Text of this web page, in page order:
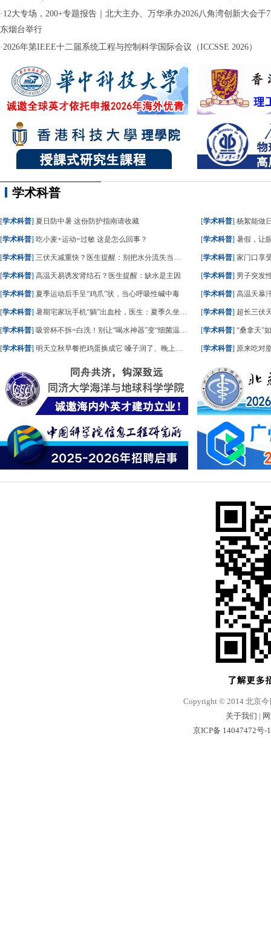
· 12大专场，200+专题报告｜北大主办、万华承办2026八角湾创新大会于
东烟台举行
·2026年第IEEE十二届系统工程与控制科学国际会议（ICCSSE 2026）
学术科普
[学术科普] 夏日防中暑 这份防护指南请收藏
[学术科普] 吃小麦+运动=过敏 这是怎么回事？
[学术科普] 三伏天减重快？医生提醒：别把水分流失当成减脂
[学术科普] 高温天易诱发肾结石？医生提醒：缺水是主因
[学术科普] 夏季运动后手呈“鸡爪”状，当心呼吸性碱中毒
[学术科普] 暑期宅家玩手机“躺”出血栓，医生：夏季久坐风险高
[学术科普] 吸管杯不拆=白洗！别让“喝水神器”变“细菌温床”
[学术科普] 明天立秋早餐把鸡蛋换成它 嗓子润了、晚上睡踏实了
[学术科普] 杨絮能做
[学术科普] 暑假，让
[学术科普] 家门口享受
[学术科普] 男子突发
[学术科普] 高温天暴
[学术科普] 超长三伏天
[学术科普] “桑拿天”
[学术科普] 原来吃对脂肪，
Copyright © 2014 北京今
关于我们 |
京ICP备 14047472号-